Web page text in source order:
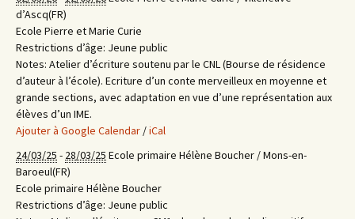
d’Ascq(FR)
Ecole Pierre et Marie Curie
Restrictions d’âge: Jeune public
Notes: Atelier d’écriture soutenu par le CNL (Bourse de résidence
d’auteur à l’école). Ecriture d’un conte merveilleux en moyenne et
grande sections, avec adaptation en vue d’une représentation aux
élèves d’un IME.
Ajouter à Google Calendar /iCal
24/03/25 - 28/03/25 Ecole primaire Hélène Boucher / Mons-en-
Baroeul(FR)
Ecole primaire Hélène Boucher
Restrictions d’âge: Jeune public